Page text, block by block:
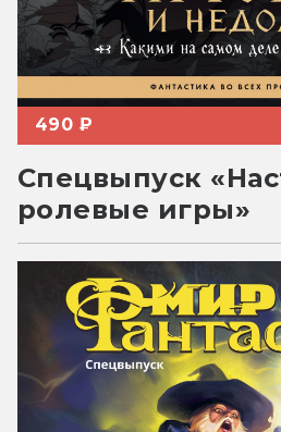
490 ₽
Спецвыпуск
ролевые игры»